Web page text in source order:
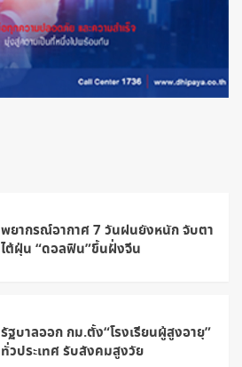
พยากรณ์อากาศ 7 วันฝนยังหนัก จับตา
ไต้ฝุ่น “ดอลฟิน”ขึ้นฝั่งจีน
รัฐบาลออก กม.ตั้ง“โรงเรียนผู้สูงอายุ”
ทั่วประเทศ รับสังคมสูงวัย